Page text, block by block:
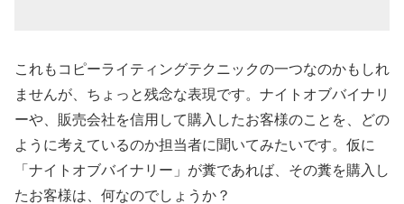
これもコピーライティングテクニックの一つなのかもしれ
ませんが、ちょっと残念な表現です。ナイトオブバイナリ
ーや、販売会社を信用して購入したお客様のことを、どの
ように考えているのか担当者に聞いてみたいです。仮に
「ナイトオブバイナリー」が糞であれば、その糞を購入し
たお客様は、何なのでしょうか？